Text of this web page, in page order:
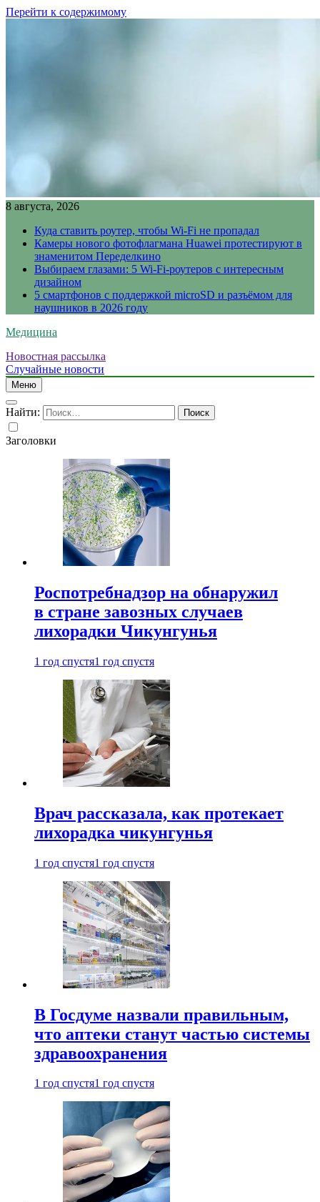
Перейти к содержимому
8 августа, 2026
Куда ставить роутер, чтобы Wi-Fi не пропадал
Камеры нового фотофлагмана Huawei протестируют в
знаменитом Переделкино
Выбираем глазами: 5 Wi-Fi-роутеров с интересным
дизайном
5 смартфонов с поддержкой microSD и разъёмом для
наушников в 2026 году
Медицина
Новостная рассылка
Случайные новости
Меню
Найти:
Заголовки
Роспотребнадзор на обнаружил
в стране завозных случаев
лихорадки Чикунгунья
1 год спустя1 год спустя
Врач рассказала, как протекает
лихорадка чикунгунья
1 год спустя1 год спустя
В Госдуме назвали правильным,
что аптеки станут частью системы
здравоохранения
1 год спустя1 год спустя